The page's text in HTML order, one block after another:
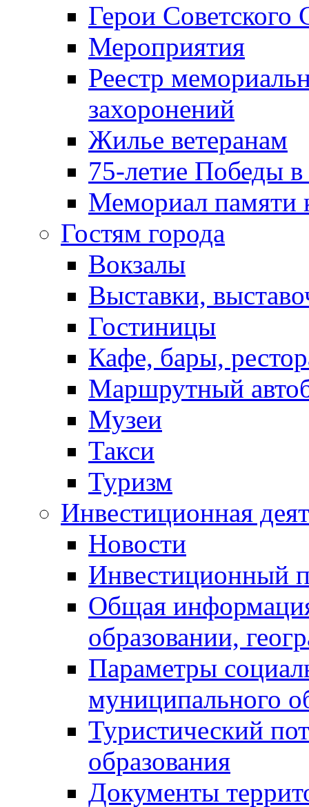
Герои Советского
Мероприятия
Реестр
захоронений
Жилье ветеранам
75-летие Победы
Мемориал памяти
Гостям города
Вокзалы
Выставки,
Гостиницы
Кафе, бары,
Маршрутный
Музеи
Такси
Туризм
Инвестиционная
Новости
Инвестиционный
Общая
образовании,
Параметры
муниципального
Туристический
образования
Документы